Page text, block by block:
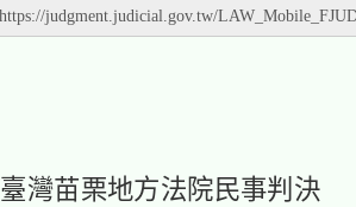
臺灣苗栗地方法院民事判決